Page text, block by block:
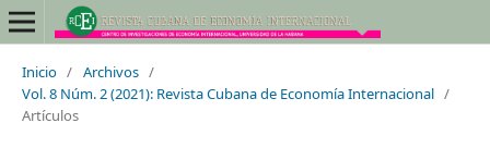
Inicio / Archivos /
Vol. 8 Núm. 2 (2021): Revista Cubana de Economía Internacional /
Artículos